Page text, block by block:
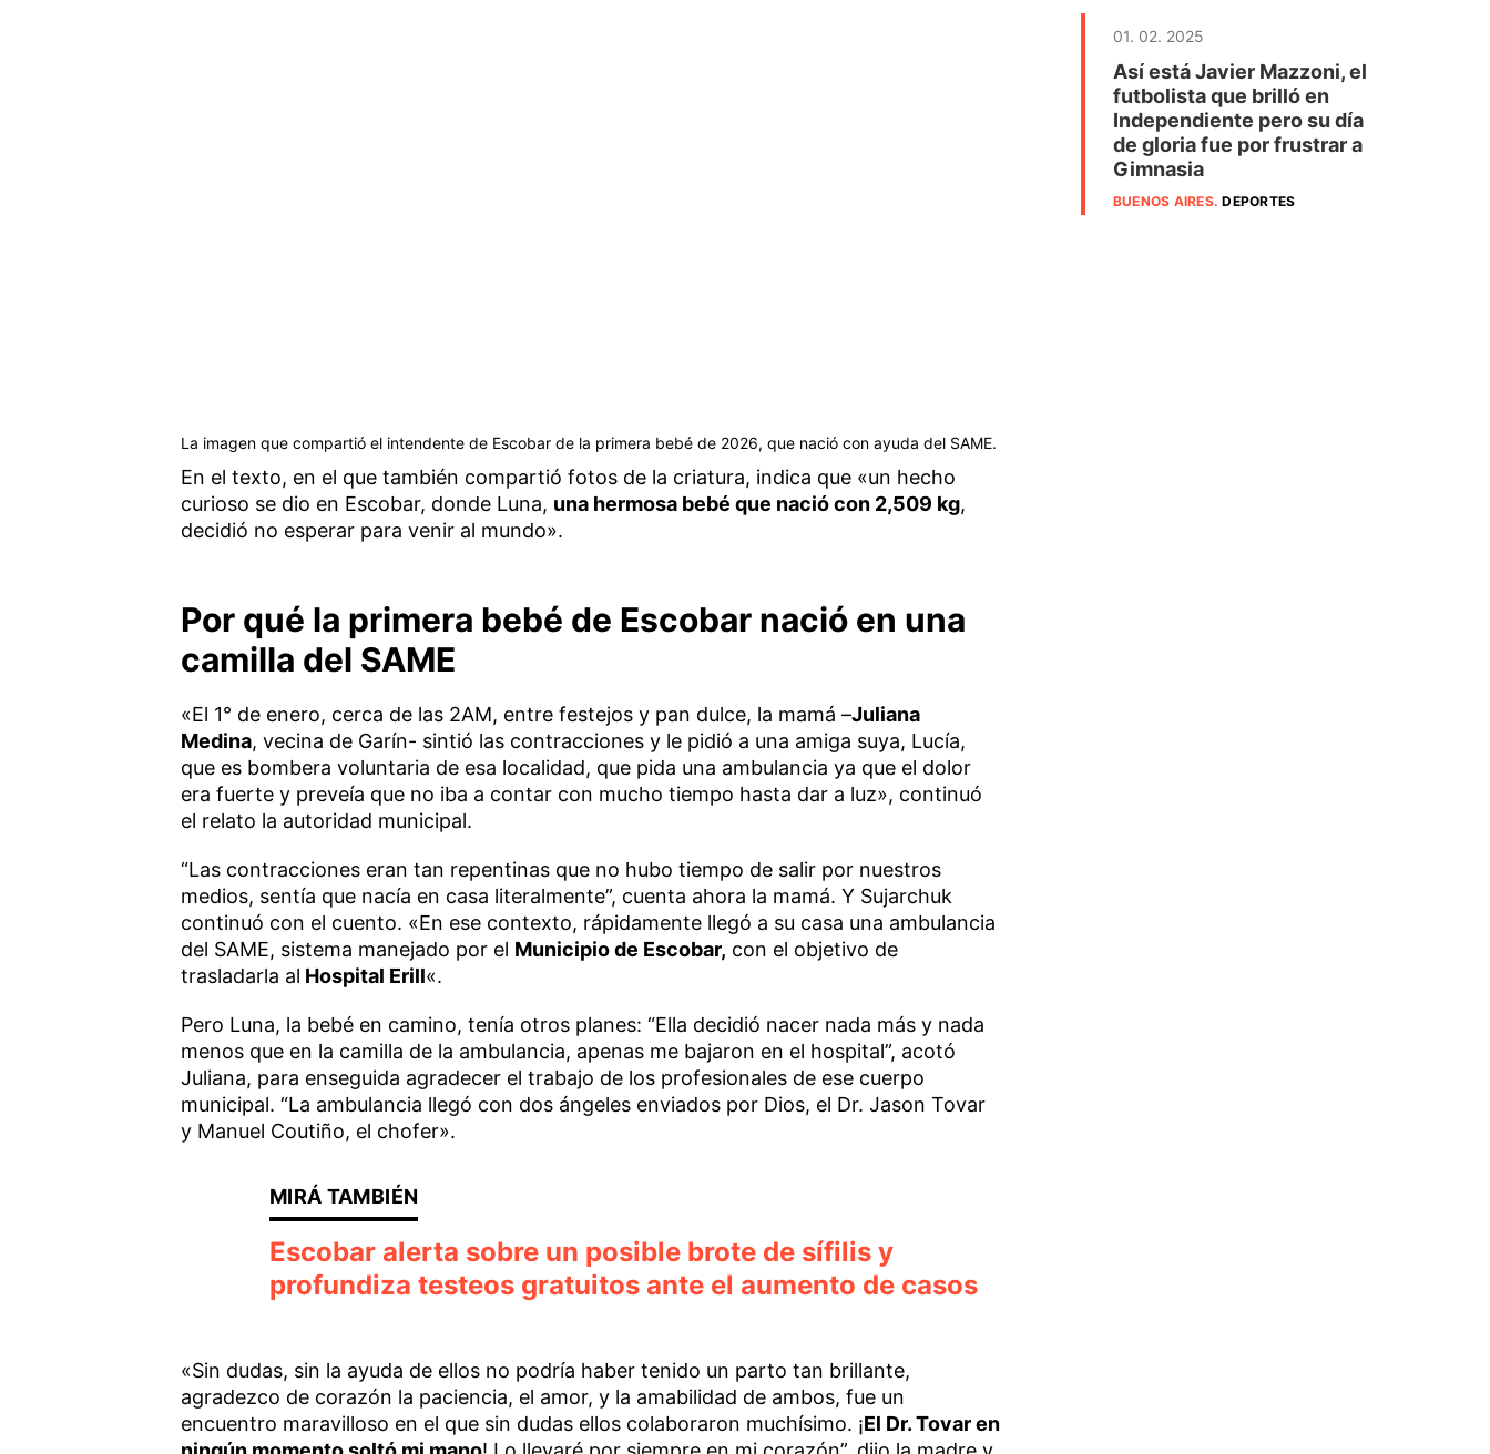
La imagen que compartió el intendente de Escobar de la primera bebé de 2026, que nació con ayuda del SAME.
En el texto, en el que también compartió fotos de la criatura, indica que «un hecho
curioso se dio en Escobar, donde Luna, una hermosa bebé que nació con 2,509 kg,
decidió no esperar para venir al mundo».
Por qué la primera bebé de Escobar nació en una
camilla del SAME
«El 1° de enero, cerca de las 2AM, entre festejos y pan dulce, la mamá –Juliana
Medina, vecina de Garín- sintió las contracciones y le pidió a una amiga suya, Lucía,
que es bombera voluntaria de esa localidad, que pida una ambulancia ya que el dolor
era fuerte y preveía que no iba a contar con mucho tiempo hasta dar a luz», continuó
el relato la autoridad municipal.
“Las contracciones eran tan repentinas que no hubo tiempo de salir por nuestros
medios, sentía que nacía en casa literalmente”, cuenta ahora la mamá. Y Sujarchuk
continuó con el cuento. «En ese contexto, rápidamente llegó a su casa una ambulancia
del SAME, sistema manejado por el Municipio de Escobar, con el objetivo de
trasladarla al Hospital Erill«.
Pero Luna, la bebé en camino, tenía otros planes: “Ella decidió nacer nada más y nada
menos que en la camilla de la ambulancia, apenas me bajaron en el hospital”, acotó
Juliana, para enseguida agradecer el trabajo de los profesionales de ese cuerpo
municipal. “La ambulancia llegó con dos ángeles enviados por Dios, el Dr. Jason Tovar
y Manuel Coutiño, el chofer».
Escobar alerta sobre un posible brote de sífilis y
profundiza testeos gratuitos ante el aumento de casos
«Sin dudas, sin la ayuda de ellos no podría haber tenido un parto tan brillante,
agradezco de corazón la paciencia, el amor, y la amabilidad de ambos, fue un
encuentro maravilloso en el que sin dudas ellos colaboraron muchísimo. ¡El Dr. Tovar en
01. 02. 2025
Así está Javier Mazzoni, el
futbolista que brilló en
Independiente pero su día
de gloria fue por frustrar a
Gimnasia
BUENOS AIRES.DEPORTES